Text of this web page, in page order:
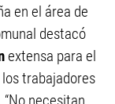
en el área de
destacó
extensa para el
trabajadores